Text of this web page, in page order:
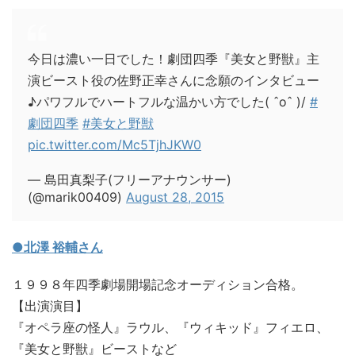
今日は濃い一日でした！劇団四季『美女と野獣』主
演ビースト役の佐野正幸さんに念願のインタビュー
♪パワフルでハートフルな温かい方でした( ˆoˆ )/ #
劇団四季 #美女と野獣
pic.twitter.com/Mc5TjhJKW0
— 島田真梨子(フリーアナウンサー)
(@marik00409) August 28, 2015
●北澤 裕輔さん
１９９８年四季劇場開場記念オーディション合格。
【出演演目】
『オペラ座の怪人』ラウル、『ウィキッド』フィエロ、
『美女と野獣』ビーストなど